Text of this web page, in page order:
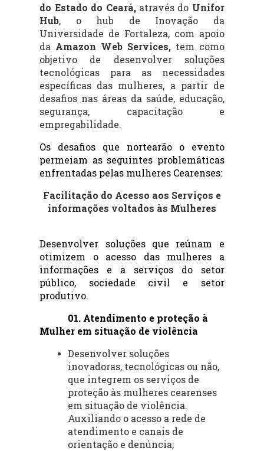
do Estado do Ceará,através do Unifor
Hub, o hub de Inovação da
Universidade de Fortaleza, com apoio
da Amazon Web Services, tem como
objetivo de desenvolver soluções
tecnológicas para as necessidades
específicas das mulheres, a partir de
desafios nas áreas da saúde, educação,
segurança, capacitação e
empregabilidade.
Os desafios que nortearão o evento
permeiam as seguintes problemáticas
enfrentadas pelas mulheres Cearenses:
Facilitação do Acesso aos Serviços e
informações voltados às Mulheres
Desenvolver soluções que reúnam e
otimizem o acesso das mulheres a
informações e a serviços do setor
público, sociedade civil e setor
produtivo.
01. Atendimento e proteção à
Mulher em situação de violência
Desenvolver soluções
inovadoras, tecnológicas ou não,
que integrem os serviços de
proteção às mulheres cearenses
em situação de violência.
Auxiliando o acesso a rede de
atendimento e canais de
orientação e denúncia;